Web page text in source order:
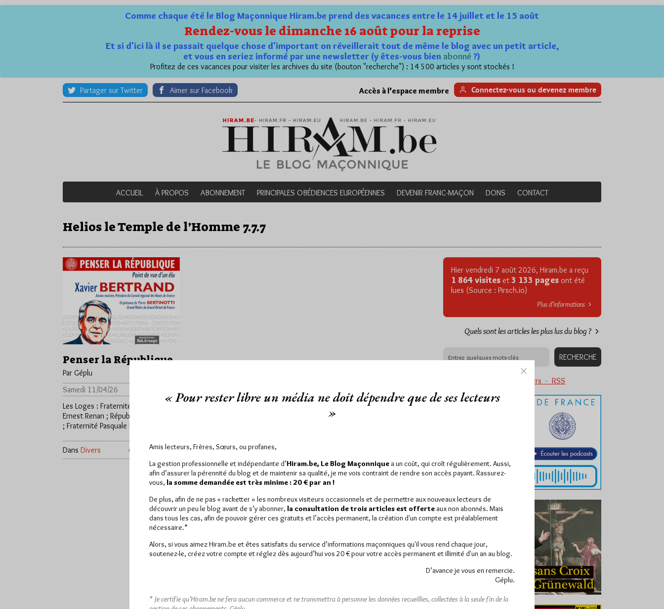
Comme chaque été le Blog Maçonnique Hiram.be prend des vacances entre le 14 juillet et le 15 août
Rendez-vous le dimanche 16 août pour la reprise
Et si d'ici là il se passait quelque chose d'important on réveillerait tout de même le blog avec un petit article,
et vous en seriez informé par une newsletter (y êtes-vous bien abonné ?)
Profitez de ces vacances pour visiter les archives du site (bouton "recherche") : 14 500 articles y sont stockés !
Partager sur Twitter Aimer sur Facebook Accès à l’espace membre Connectez-vous ou devenez membre
ACCUEIL À PROPOS ABONNEMENT PRINCIPALES OBÉDIENCES EUROPÉENNES DEVENIR FRANC-MAÇON DONS CONTACT
Helios le Temple de l’Homme 7.7.7
Penser la République
Par Géplu
Samedi 11/04/26
Les Loges : Fraternité des peuples ;
Ernest Renan ; République ; Alpha 76
; Fraternité Pasquale Paoli ; France…
Dans Divers 6 commentaires
Hier vendredi 7 août 2026, Hiram.be a reçu
1 864 visites et 3 133 pages ont été
lues (Source : Pirsch.io)
Plus d’informations
Quels sont les articles les plus lus du blog ?
Abonnement aux Newsletters - RSS
« Pour rester libre un média ne doit dépendre que de ses lecteurs
»
Amis lecteurs, Frères, Sœurs, ou profanes,
La gestion professionnelle et indépendante d’Hiram.be, Le Blog Maçonnique a un coût, qui croît régulièrement. Aussi,
afin d’assurer la pérennité du blog et de maintenir sa qualité, je me vois contraint de rendre son accès payant. Rassurez-
vous, la somme demandée est très minime : 20 € par an !
De plus, afin de ne pas « racketter » les nombreux visiteurs occasionnels et de permettre aux nouveaux lecteurs de
découvrir un peu le blog avant de s’y abonner, la consultation de trois articles est offerte aux non abonnés. Mais
dans tous les cas, afin de pouvoir gérer ces gratuits et l’accès permanent, la création d'un compte est préalablement
nécessaire.*
Alors, si vous aimez Hiram.be et êtes satisfaits du service d’informations maçonniques qu'il vous rend chaque jour,
soutenez-le, créez votre compte et réglez dès aujourd’hui vos 20 € pour votre accès permanent et illimité d'un an au blog.
D’avance je vous en remercie.
Géplu.
* Je certifie qu’Hiram.be ne fera aucun commerce et ne transmettra à personne les données recueillies, collectées à la seule fin de la